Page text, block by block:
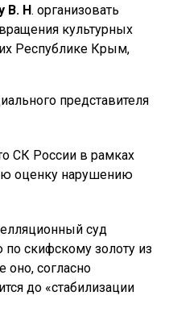
В. Н. организовать
культурных
Республике Крым,
представителя
СК России в рамках
оценку нарушению
суд
скифскому золоту из
оно, согласно
до «стабилизации